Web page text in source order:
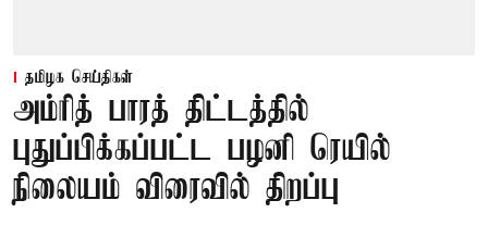
தமிழக செய்திகள்
அம்ரித் பாரத் திட்டத்தில்
புதுப்பிக்கப்பட்ட பழனி ரெயில்
நிலையம் விரைவில் திறப்பு